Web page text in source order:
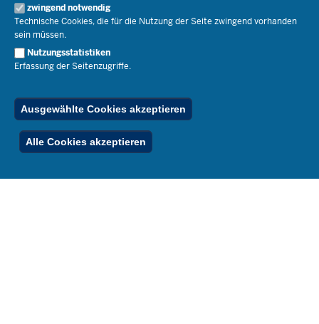
zwingend notwendig
Technische Cookies, die für die Nutzung der Seite zwingend vorhanden
sein müssen.
Nutzungsstatistiken
Erfassung der Seitenzugriffe.
Ausgewählte Cookies akzeptieren
Alle Cookies akzeptieren
Open Government
Bibliothek
Geschäftsbereich
Pressefotos
Social Media
Pressekontakt
Schule(n) suchen
Kontakt
Der Weg zu uns
Publikationen
RSS-Feed
Ferienordnung
Spezialangebote
© 2026 Bildungsportal NRW
Below
Footer
Menu
Inhalt Impressum Datenschutz